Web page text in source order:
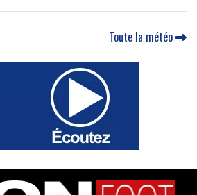
Toute la météo